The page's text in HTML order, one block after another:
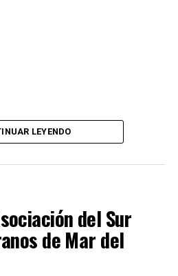
LEYENDO
del Sur
de Mar del